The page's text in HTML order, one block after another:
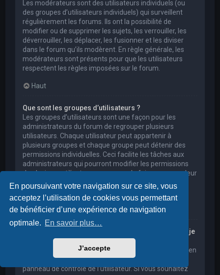
En poursuivant votre navigation sur ce site, vous
acceptez l’utilisation de cookies vous permettant
de bénéficier d’une expérience de navigation
optimale. En savoir plus…
J’accepte
Les modérateurs sont des utilisateurs individuels (ou
des groupes d’utilisateurs individuels) qui surveillent
régulièrement les forums. Ils ont la possibilité de
modifier ou de supprimer les sujets, les verrouiller, les
déverrouiller, les déplacer, les fusionner et les diviser
dans le forum qu’ils modèrent. En règle générale, les
modérateurs sont présents pour que les utilisateurs
respectent les règles imposées sur le forum.
Haut
Que sont les groupes d’utilisateurs ?
Les groupes d’utilisateurs sont une façon pour les
administrateurs du forum de regrouper plusieurs
utilisateurs. Chaque utilisateur peut appartenir à
plusieurs groupes et chaque groupe peut détenir des
permissions individuelles. Ceci facilite les tâches aux
administrateurs qui pourront modifier les permissions
de plusieurs utilisateurs en une seule fois, ou encore leur
accorder des pouvoirs de modération, ou bien leur
donner accès à un forum privé.
Haut
Où sont les groupes d’utilisateurs et comment puis-je
en rejoindre un ?
Vous pouvez consulter tous les groupes d’utilisateurs en
cliquant sur le lien « Groupes d’utilisateurs » depuis le
panneau de contrôle de l’utilisateur. Si vous souhaitez